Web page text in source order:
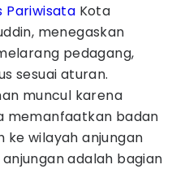
Pariwisata Kota
menegaskan
pedagang,
sesuai aturan.
muncul karena
memanfaatkan badan
ke wilayah anjungan
adalah bagian